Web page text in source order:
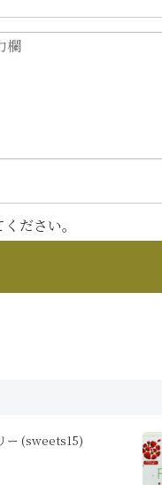
ださい。
ー (sweets15)